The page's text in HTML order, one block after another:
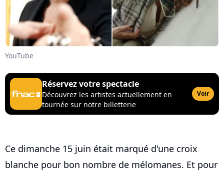
YouTube
Réservez votre spectacle
Découvrez les artistes actuellement en
tournée sur notre billetterie
Voir
Ce dimanche 15 juin était marqué d'une croix
blanche pour bon nombre de mélomanes. Et pour